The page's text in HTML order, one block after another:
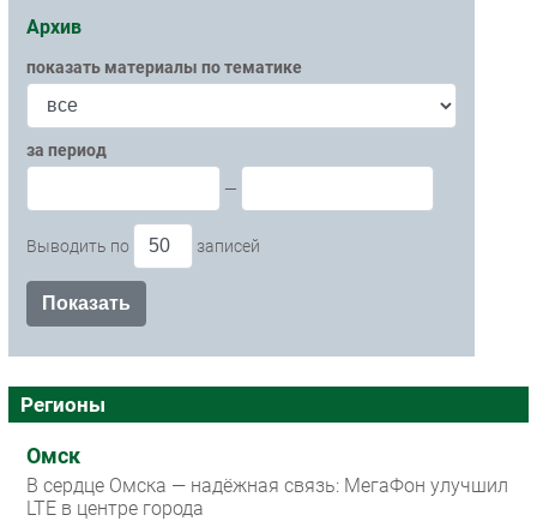
Архив
показать материалы по тематике
за период
—
Выводить по записей
Регионы
Омск
В сердце Омска — надёжная связь: МегаФон улучшил
LTE в центре города